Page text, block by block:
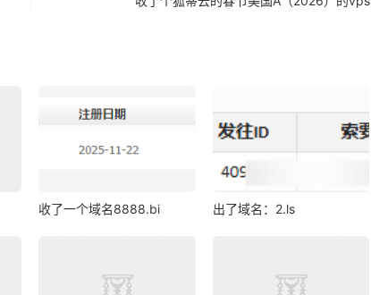
收了一个域名8888.bi 出了域名：2.ls